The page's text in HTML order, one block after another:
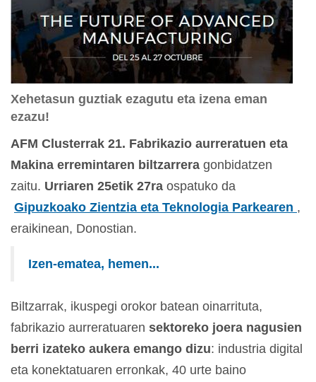
Xehetasun guztiak ezagutu eta izena eman
ezazu!
AFM Clusterrak 21. Fabrikazio aurreratuen eta
Makina erremintaren biltzarrera gonbidatzen
zaitu. Urriaren 25etik 27ra ospatuko da
Gipuzkoako Zientzia eta Teknologia Parkearen ,
eraikinean, Donostian.
Izen-ematea, hemen...
Biltzarrak, ikuspegi orokor batean oinarrituta,
fabrikazio aurreratuaren sektoreko joera nagusien
berri izateko aukera emango dizu: industria digital
eta konektatuaren erronkak, 40 urte baino